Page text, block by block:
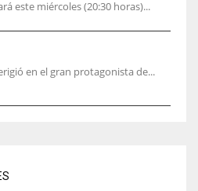
este miércoles (20:30 horas)...
en el gran protagonista de...